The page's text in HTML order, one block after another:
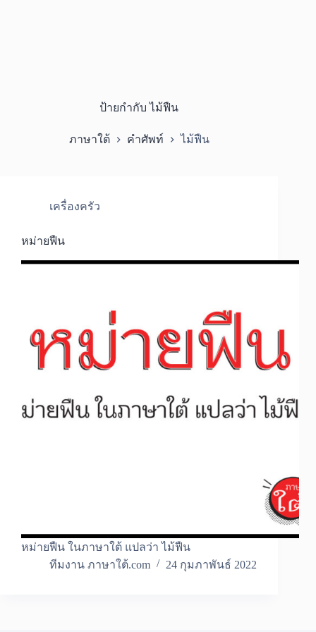
ป้ายกำกับ ไม้ฟืน
ภาษาใต้ คำศัพท์ ไม้ฟืน
เครื่องครัว
หม่ายฟืน
หม่ายฟืน ในภาษาใต้ แปลว่า ไม้ฟืน
ทีมงาน ภาษาใต้.com
24 กุมภาพันธ์ 2022